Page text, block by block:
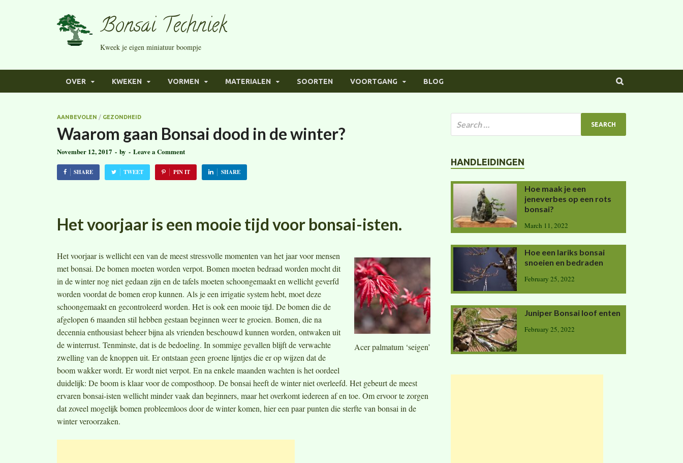
Bonsai Techniek
Kweek je eigen miniatuur boompje
OVER KWEKEN VORMEN MATERIALEN SOORTEN VOORTGANG BLOG
AANBEVOLEN / GEZONDHEID
Waarom gaan Bonsai dood in de winter?
November 12, 2017 - by - Leave a Comment
SHARE TWEET PIN IT SHARE
Het voorjaar is een mooie tijd voor bonsai-isten.
Acer palmatum ‘seigen’
Het voorjaar is wellicht een van de meest stressvolle momenten van het jaar voor mensen
met bonsai. De bomen moeten worden verpot. Bomen moeten bedraad worden mocht dit
in de winter nog niet gedaan zijn en de tafels moeten schoongemaakt en wellicht geverfd
worden voordat de bomen erop kunnen. Als je een irrigatie system hebt, moet deze
schoongemaakt en gecontroleerd worden. Het is ook een mooie tijd. De bomen die de
afgelopen 6 maanden stil hebben gestaan beginnen weer te groeien. Bomen, die na
decennia enthousiast beheer bijna als vrienden beschouwd kunnen worden, ontwaken uit
de winterrust. Tenminste, dat is de bedoeling. In sommige gevallen blijft de verwachte
zwelling van de knoppen uit. Er ontstaan geen groene lijntjes die er op wijzen dat de
boom wakker wordt. Er wordt niet verpot. En na enkele maanden wachten is het oordeel
duidelijk: De boom is klaar voor de composthoop. De bonsai heeft de winter niet overleefd. Het gebeurt de meest
ervaren bonsai-isten wellicht minder vaak dan beginners, maar het overkomt iedereen af en toe. Om ervoor te zorgen
dat zoveel mogelijk bomen probleemloos door de winter komen, hier een paar punten die sterfte van bonsai in de
winter veroorzaken.
HANDLEIDINGEN
Hoe maak je een
jeneverbes op een rots
bonsai?
March 11, 2022
Hoe een lariks bonsai
snoeien en bedraden
February 25, 2022
Juniper Bonsai loof enten
February 25, 2022